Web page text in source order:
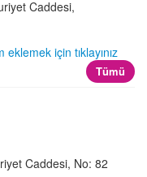
Caddesi,
eklemek için tıklayınız
Tümü
Caddesi, No: 82